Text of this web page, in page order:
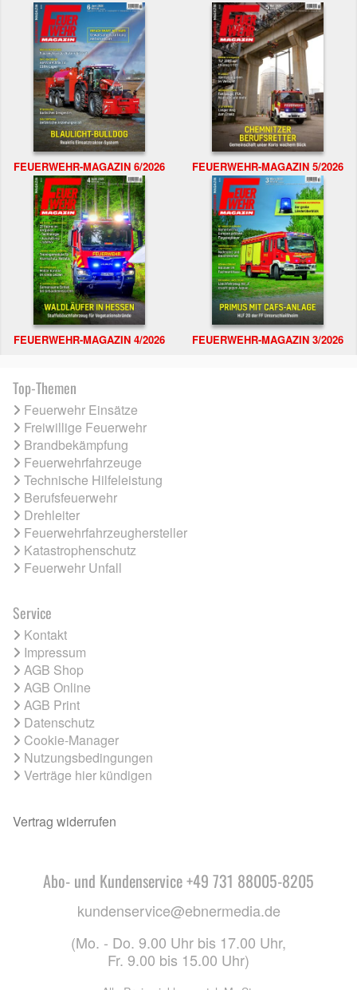
FEUERWEHR-MAGAZIN 6/2026 FEUERWEHR-MAGAZIN 5/2026
FEUERWEHR-MAGAZIN 4/2026 FEUERWEHR-MAGAZIN 3/2026
Top-Themen
Feuerwehr Einsätze
Freiwillige Feuerwehr
Brandbekämpfung
Feuerwehrfahrzeuge
Technische Hilfeleistung
Berufsfeuerwehr
Drehleiter
Feuerwehrfahrzeughersteller
Katastrophenschutz
Feuerwehr Unfall
Service
Kontakt
Impressum
AGB Shop
AGB Online
AGB Print
Datenschutz
Cookie-Manager
Nutzungsbedingungen
Verträge hier kündigen
Vertrag widerrufen
Abo- und Kundenservice +49 731 88005-8205
kundenservice@ebnermedia.de
(Mo. - Do. 9.00 Uhr bis 17.00 Uhr,
Fr. 9.00 bis 15.00 Uhr)